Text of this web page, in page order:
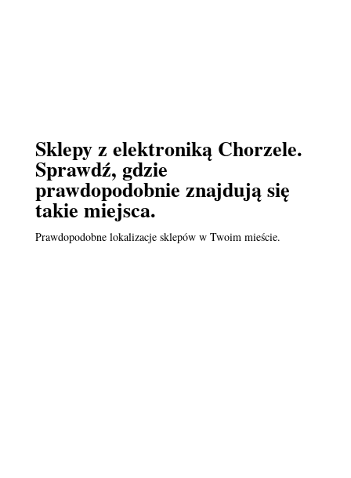
Sklepy z elektroniką Chorzele.
Sprawdź, gdzie
prawdopodobnie znajdują się
takie miejsca.
Prawdopodobne lokalizacje sklepów w Twoim mieście.